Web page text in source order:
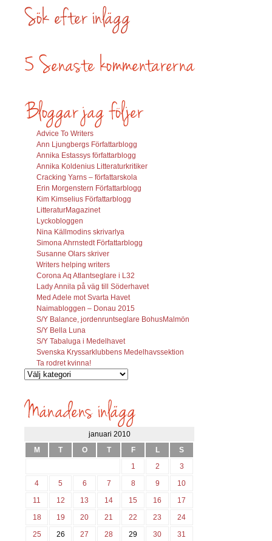
Advice To Writers
Ann Ljungbergs Författarblogg
Annika Estassys författarblogg
Annika Koldenius Litteraturkritiker
Cracking Yarns – författarskola
Erin Morgenstern Författarblogg
Kim Kimselius Författarblogg
LitteraturMagazinet
Lyckobloggen
Nina Källmodins skrivarlya
Simona Ahrnstedt Författarblogg
Susanne Olars skriver
Writers helping writers
Corona Aq Atlantseglare i L32
Lady Annila på väg till Söderhavet
Med Adele mot Svarta Havet
Naimabloggen – Donau 2015
S/Y Balance, jordenruntseglare BohusMalmön
S/Y Bella Luna
S/Y Tabaluga i Medelhavet
Svenska Kryssarklubbens Medelhavssektion
Ta rodret kvinna!
Vilka
söks?
januari 2010
M
T O T F L
S
1
2
3
4
5 6 7 8 9
10
11
12 13 14 15 16
17
18
19 20 21 22 23
24
25
26 27 28 29 30
31